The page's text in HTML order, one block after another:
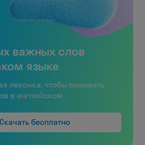
важных слов
языке
лексика, чтобы понимать
в английском
Скачать бесплатно